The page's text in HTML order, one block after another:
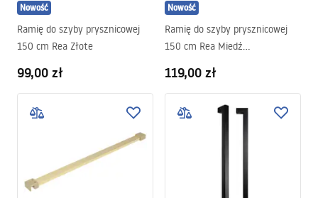
Nowość
Ramię do szyby prysznicowej
150 cm Rea Złote
99,00 zł
Nowość
Ramię do szyby prysznicowej
150 cm Rea Miedź
119,00 zł